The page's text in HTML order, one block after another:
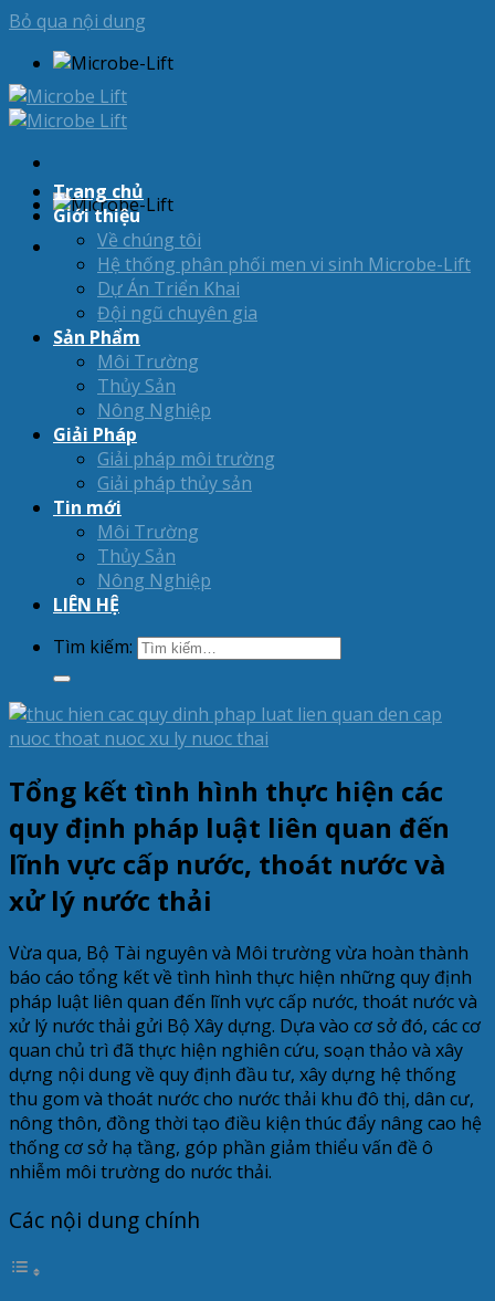
Bỏ qua nội dung
Trang chủ
Giới thiệu
Về chúng tôi
Hệ thống phân phối men vi sinh Microbe-Lift
Dự Án Triển Khai
Đội ngũ chuyên gia
Sản Phẩm
Môi Trường
Thủy Sản
Nông Nghiệp
Giải Pháp
Giải pháp môi trường
Giải pháp thủy sản
Tin mới
Môi Trường
Thủy Sản
Nông Nghiệp
LIÊN HỆ
Tìm kiếm:
Tổng kết tình hình thực hiện các
quy định pháp luật liên quan đến
lĩnh vực cấp nước, thoát nước và
xử lý nước thải
Vừa qua, Bộ Tài nguyên và Môi trường vừa hoàn thành
báo cáo tổng kết về tình hình thực hiện những quy định
pháp luật liên quan đến lĩnh vực cấp nước, thoát nước và
xử lý nước thải gửi Bộ Xây dựng. Dựa vào cơ sở đó, các cơ
quan chủ trì đã thực hiện nghiên cứu, soạn thảo và xây
dựng nội dung về quy định đầu tư, xây dựng hệ thống
thu gom và thoát nước cho nước thải khu đô thị, dân cư,
nông thôn, đồng thời tạo điều kiện thúc đẩy nâng cao hệ
thống cơ sở hạ tầng, góp phần giảm thiểu vấn đề ô
nhiễm môi trường do nước thải.
Các nội dung chính